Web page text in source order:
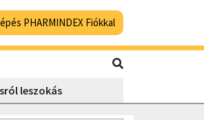
PHARMINDEX Fiókkal
leszokás